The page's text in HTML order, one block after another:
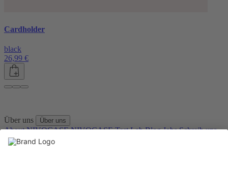
Cardholder
black
26,99 €
Über uns Über uns
About NIVOCASE NIVOCASE Test Lab Blog Jobs Schreib uns
Geschäftskunden